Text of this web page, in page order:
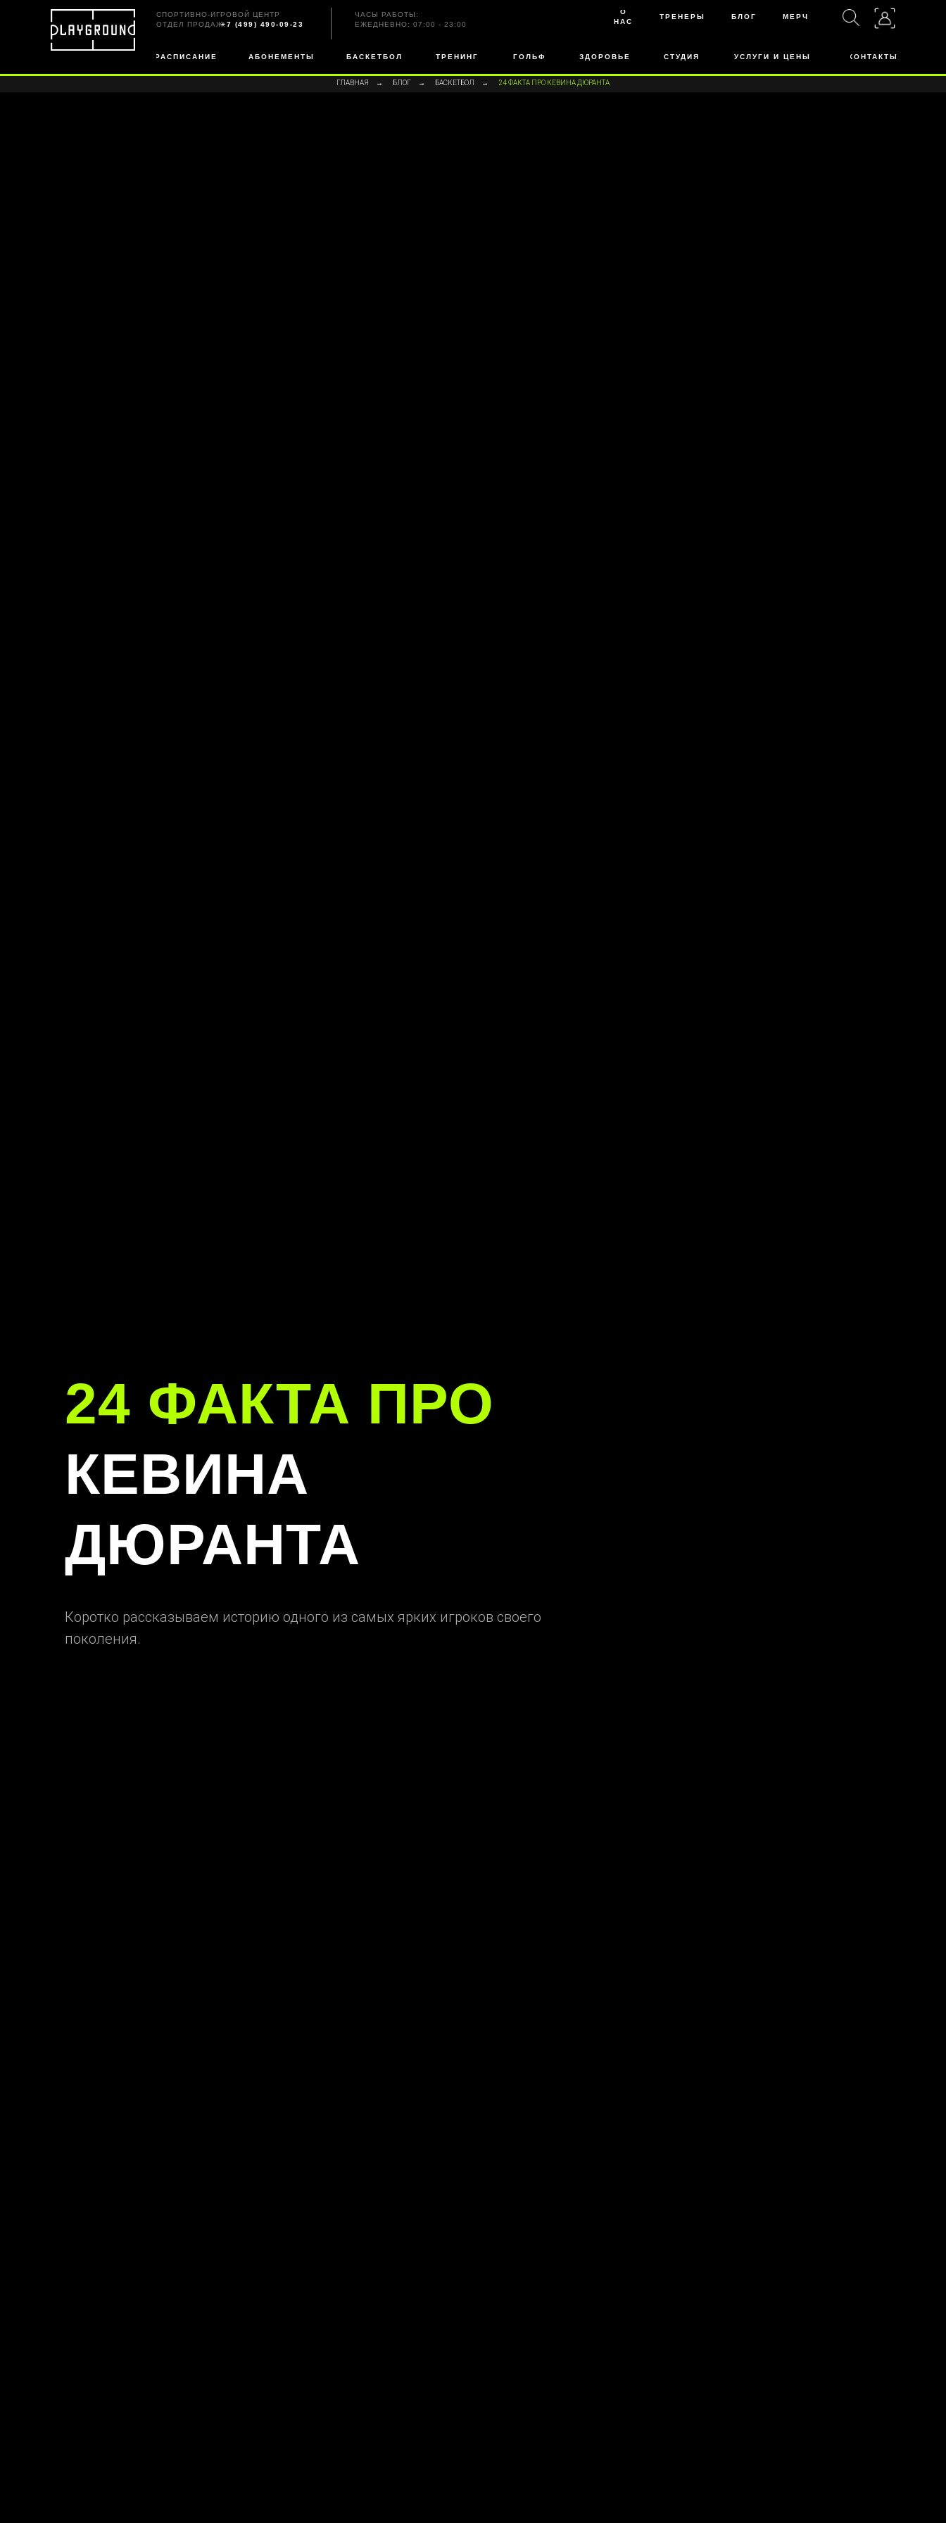
СПОРТИВНО-ИГРОВОЙ ЦЕНТР
ОТДЕЛ ПРОДАЖ:
ЧАСЫ РАБОТЫ:
ЕЖЕДНЕВНО: 07:00 - 23:00
+7 (499) 490-09-23
МЕРЧ
БЛОГ
АБОНЕМЕНТЫ БАСКЕТБОЛ
РАСПИСАНИЕ ЗДОРОВЬЕ
ТРЕНИНГ СТУДИЯ
ГОЛЬФ КОНТАКТЫ
ТРЕНЕРЫ
О
НАС
УСЛУГИ И ЦЕНЫ
ГЛАВНАЯ → БЛОГ → БАСКЕТБОЛ → 24 ФАКТА ПРО КЕВИНА ДЮРАНТА
24 ФАКТА ПРО
КЕВИНА
ДЮРАНТА
Коротко рассказываем историю одного из самых ярких игроков своего
поколения.